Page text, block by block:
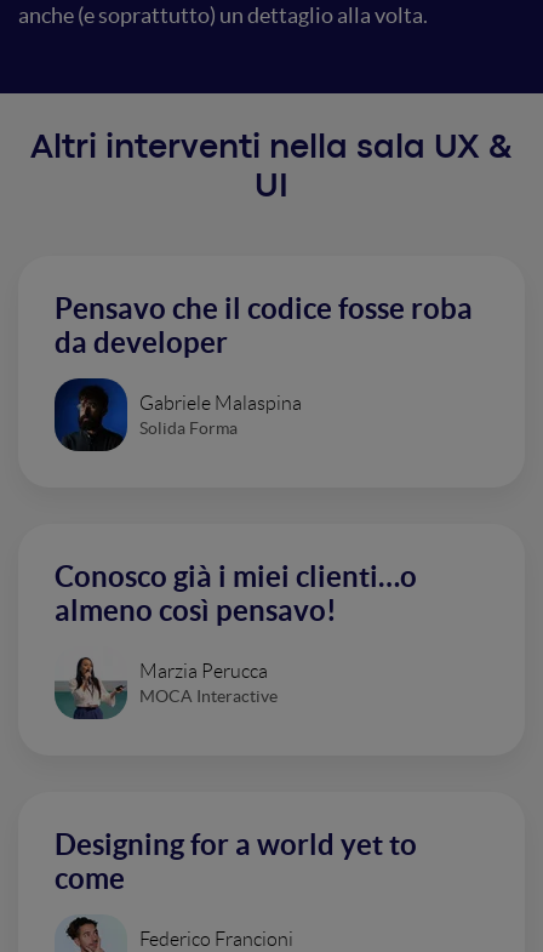
anche (e soprattutto) un dettaglio alla volta.
Altri interventi nella sala UX &
UI
Pensavo che il codice fosse roba
da developer
Gabriele Malaspina
Solida Forma
Conosco già i miei clienti…o
almeno così pensavo!
Marzia Perucca
MOCA Interactive
Designing for a world yet to
come
Federico Francioni